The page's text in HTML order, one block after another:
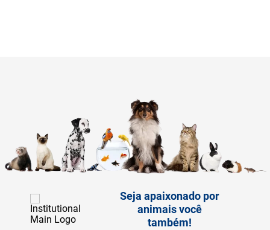
Seja apaixonado por
animais você
também!